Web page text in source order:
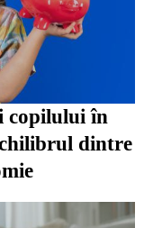
copilului în
dintre